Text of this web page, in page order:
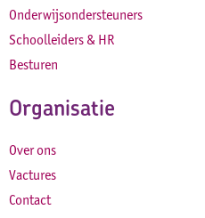
Onderwijsondersteuners
Schoolleiders & HR
Besturen
Organisatie
Over ons
Vactures
Contact